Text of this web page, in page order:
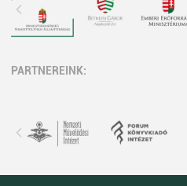
PARTNEREINK: